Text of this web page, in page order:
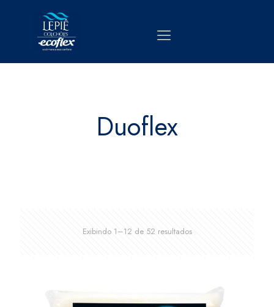
Duoflex
Exibindo 1–12 de 52 resultados